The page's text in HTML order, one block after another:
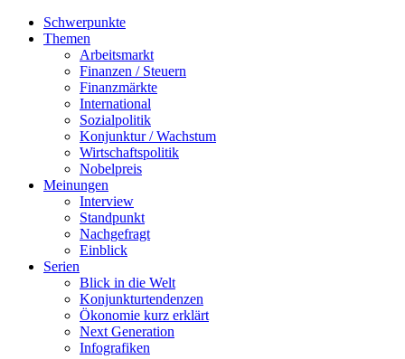
Schwerpunkte
Themen
Arbeitsmarkt
Finanzen / Steuern
Finanzmärkte
International
Sozialpolitik
Konjunktur / Wachstum
Wirtschaftspolitik
Nobelpreis
Meinungen
Interview
Standpunkt
Nachgefragt
Einblick
Serien
Blick in die Welt
Konjunkturtendenzen
Ökonomie kurz erklärt
Next Generation
Infografiken